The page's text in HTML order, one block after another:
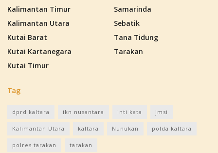
Kalimantan Timur
Kalimantan Utara
Kutai Barat
Kutai Kartanegara
Kutai Timur
Samarinda
Sebatik
Tana Tidung
Tarakan
Tag
dprd kaltara ikn nusantara inti kata jmsi
Kalimantan Utara kaltara Nunukan polda kaltara
polres tarakan tarakan